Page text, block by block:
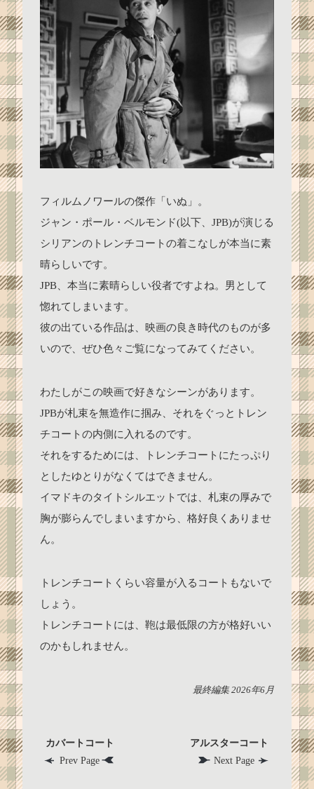
フィルムノワールの傑作「いぬ」。
ジャン・ポール・ベルモンド(以下、JPB)が演じる
シリアンのトレンチコートの着こなしが本当に素
晴らしいです。
JPB、本当に素晴らしい役者ですよね。男として
惚れてしまいます。
彼の出ている作品は、映画の良き時代のものが多
いので、ぜひ色々ご覧になってみてください。
わたしがこの映画で好きなシーンがあります。
JPBが札束を無造作に掴み、それをぐっとトレン
チコートの内側に入れるのです。
それをするためには、トレンチコートにたっぷり
としたゆとりがなくてはできません。
イマドキのタイトシルエットでは、札束の厚みで
胸が膨らんでしまいますから、格好良くありませ
ん。
トレンチコートくらい容量が入るコートもないで
しょう。
トレンチコートには、鞄は最低限の方が格好いい
のかもしれません。
最終編集 2026年6月
アルスターコート
Next Page
カバートコート
Prev Page